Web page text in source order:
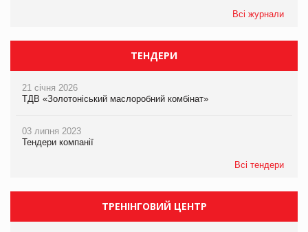
Всі журнали
ТЕНДЕРИ
21 січня 2026
ТДВ «Золотоніський маслоробний комбінат»
03 липня 2023
Тендери компанії
Всі тендери
ТРЕНІНГОВИЙ ЦЕНТР